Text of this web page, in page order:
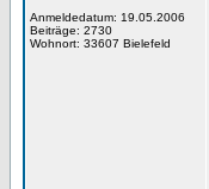
Anmeldedatum: 19.05.2006
Beiträge: 2730
Wohnort: 33607 Bielefeld